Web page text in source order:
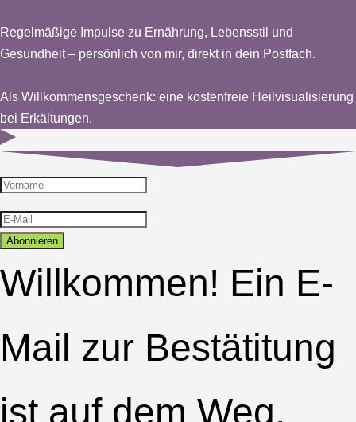
Regelmäßige Impulse zu Ernährung, Lebensstil und
Gesundheit – persönlich von mir, direkt in dein Postfach.
Als Willkommensgeschenk: eine kostenfreie Heilvisualisierung
bei Erkältungen.
Abonnieren
Willkommen! Ein E-
Mail zur Bestätitung
ist auf dem Weg.